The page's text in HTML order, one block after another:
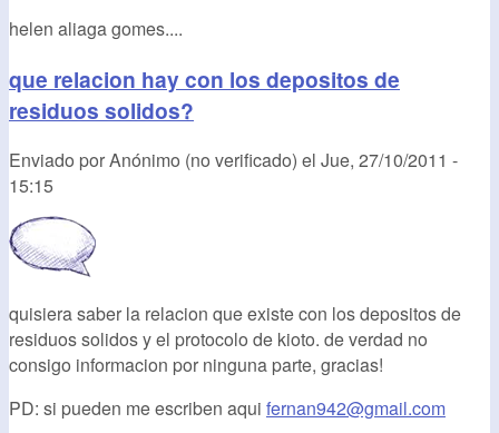
helen aliaga gomes....
que relacion hay con los depositos de
residuos solidos?
Enviado porAnónimo (no verificado) el Jue, 27/10/2011 -
15:15
quisiera saber la relacion que existe con los depositos de
residuos solidos y el protocolo de kioto. de verdad no
consigo informacion por ninguna parte, gracias!
PD: si pueden me escriben aqui fernan942@gmail.com